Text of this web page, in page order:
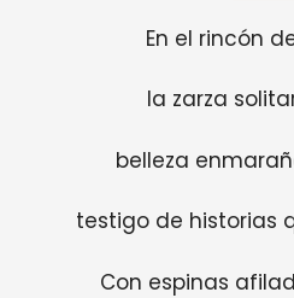
En el rincón
la zarza
belleza
testigo de historias
Con espinas